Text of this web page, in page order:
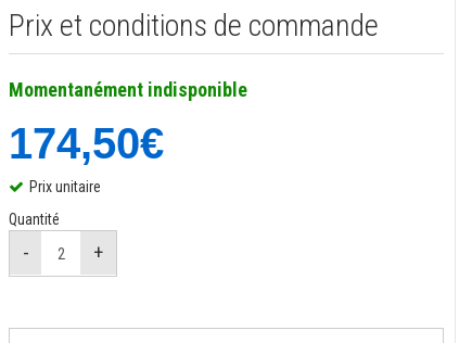
Prix et conditions de commande
Momentanément indisponible
174,50€
Prix unitaire
Quantité